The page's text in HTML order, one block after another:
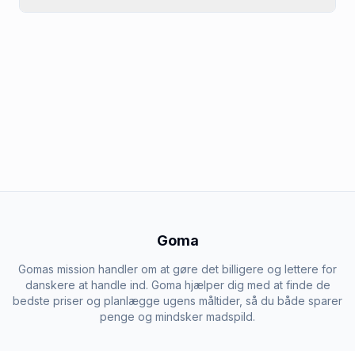
Goma
Gomas mission handler om at gøre det billigere og lettere for
danskere at handle ind. Goma hjælper dig med at finde de
bedste priser og planlægge ugens måltider, så du både sparer
penge og mindsker madspild.